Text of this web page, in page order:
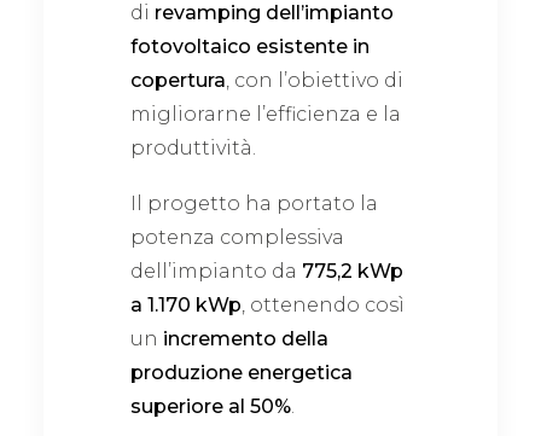
di revamping dell’impianto
fotovoltaico esistente in
copertura, con l’obiettivo di
migliorarne l’efficienza e la
produttività.
Il progetto ha portato la
potenza complessiva
dell’impianto da 775,2 kWp
a 1.170 kWp, ottenendo così
un incremento della
produzione energetica
superiore al 50%.